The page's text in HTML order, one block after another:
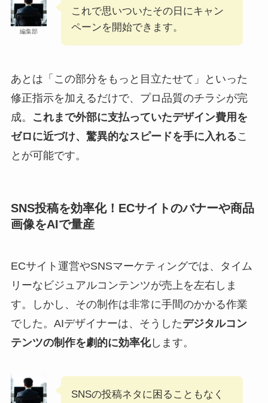
編集部
これで思いついたその日にキャン
ペーンを開始できます。
あとは「この部分をもっと目立たせて」といった
修正指示を加えるだけで、プロ品質のチラシが完
成。
これまで外部に支払っていたデザイン費用を
ゼロに近づけ、驚異的なスピードを手に入れるこ
とが可能です。
SNS投稿を効率化！ECサイトのバナーや商品
画像をAIで量産
ECサイト運営やSNSマーケティングでは、タイム
リーなビジュアルコンテンツが売上を左右しま
す。しかし、その制作は非常に手間のかかる作業
でした。AIデザイナーは、そうしたデジタルコン
テンツの制作を劇的に効率化します。
SNSの投稿ネタに困ることもなく